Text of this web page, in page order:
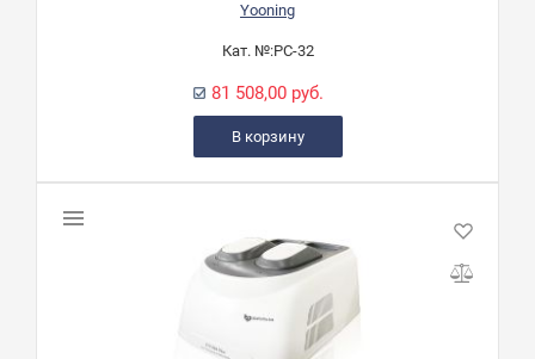
Yooning
Кат. №:PC-32
81 508,00 руб.
В корзину